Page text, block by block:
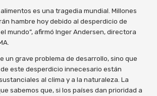
es una tragedia mundial. Millones
hambre hoy debido al desperdicio de
mundo”, afirmó Inger Andersen, directora
un grave problema de desarrollo, sino que
este desperdicio innecesario están
al clima y a la naturaleza. La
sabemos que, si los países dan prioridad a